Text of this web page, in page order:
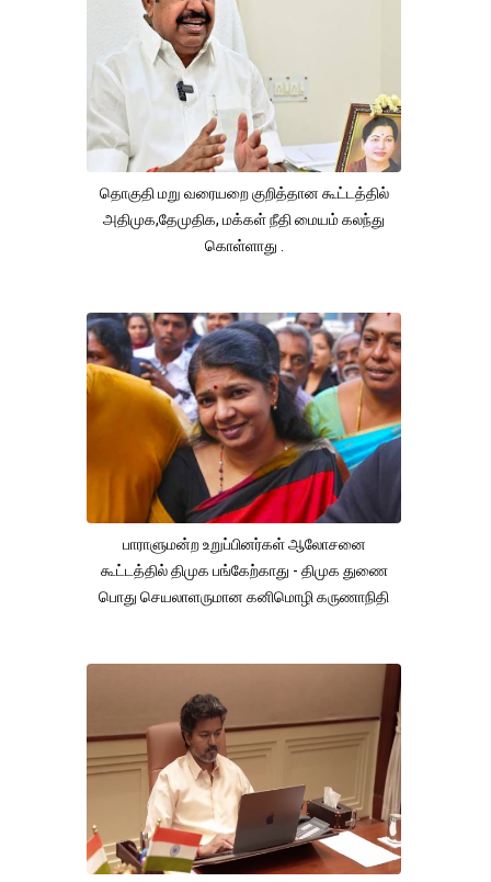
தொகுதி மறு வரையறை குறித்தான கூட்டத்தில்
அதிமுக,தேமுதிக, மக்கள் நீதி மையம் கலந்து
கொள்ளாது .
பாராளுமன்ற உறுப்பினர்கள் ஆலோசனை
கூட்டத்தில் திமுக பங்கேற்காது - திமுக துணை
பொது செயலாளருமான கனிமொழி கருணாநிதி